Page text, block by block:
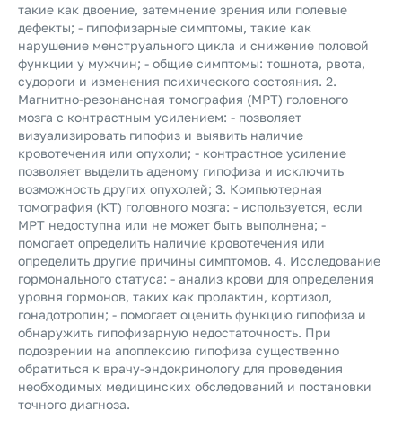
такие как двоение, затемнение зрения или полевые
дефекты; - гипофизарные симптомы, такие как
нарушение менструального цикла и снижение половой
функции у мужчин; - общие симптомы: тошнота, рвота,
судороги и изменения психического состояния. 2.
Магнитно-резонансная томография (МРТ) головного
мозга с контрастным усилением: - позволяет
визуализировать гипофиз и выявить наличие
кровотечения или опухоли; - контрастное усиление
позволяет выделить аденому гипофиза и исключить
возможность других опухолей; 3. Компьютерная
томография (КТ) головного мозга: - используется, если
МРТ недоступна или не может быть выполнена; -
помогает определить наличие кровотечения или
определить другие причины симптомов. 4. Исследование
гормонального статуса: - анализ крови для определения
уровня гормонов, таких как пролактин, кортизол,
гонадотропин; - помогает оценить функцию гипофиза и
обнаружить гипофизарную недостаточность. При
подозрении на апоплексию гипофиза существенно
обратиться к врачу-эндокринологу для проведения
необходимых медицинских обследований и постановки
точного диагноза.